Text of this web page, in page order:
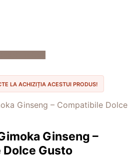
lei.
LA ACHIZIȚIA ACESTUI PRODUS!
Ginseng –
Gusto